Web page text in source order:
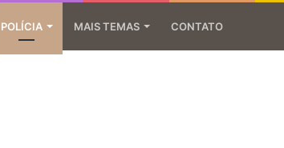
POLÍCIA MAIS TEMAS CONTATO